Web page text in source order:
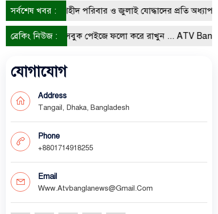
সর্বশেষ খবর :
দিবসে শহীদ পরিবার ও জুলাই যোদ্ধাদের প্রতি
ব্রেকিং নিউজ :
আমাদের ফেসবুক পেইজে ফলো করে রাখুন ...ATV
যোগাযোগ
Address
Tangail, Dhaka, Bangladesh
Phone
+8801714918255
Email
Www.atvbanglanews@gmail.com